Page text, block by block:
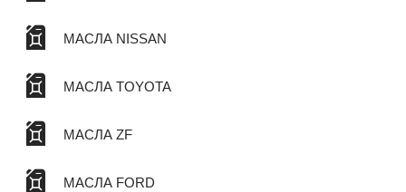
МАСЛА NISSAN
МАСЛА TOYOTA
МАСЛА ZF
МАСЛА FORD